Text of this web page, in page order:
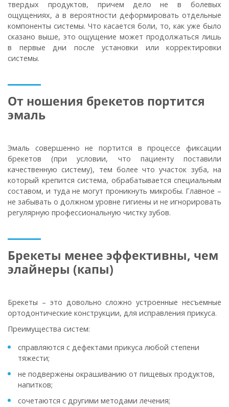
твердых продуктов, причем дело не в болевых
ощущениях, а в вероятности деформировать отдельные
компоненты системы. Что касается боли, то, как уже было
сказано выше, это ощущение может продолжаться лишь
в первые дни после установки или корректировки
системы.
От ношения брекетов портится
эмаль
Эмаль совершенно не портится в процессе фиксации
брекетов (при условии, что пациенту поставили
качественную систему), тем более что участок зуба, на
который крепится система, обрабатывается специальным
составом, и туда не могут проникнуть микробы. Главное –
не забывать о должном уровне гигиены и не игнорировать
регулярную профессиональную чистку зубов.
Брекеты менее эффективны, чем
элайнеры (капы)
Брекеты – это довольно сложно устроенные несъемные
ортодонтические конструкции, для исправления прикуса.
Преимущества систем:
справляются с дефектами прикуса любой степени
тяжести;
не подвержены окрашиванию от пищевых продуктов,
напитков;
сочетаются с другими методами лечения;